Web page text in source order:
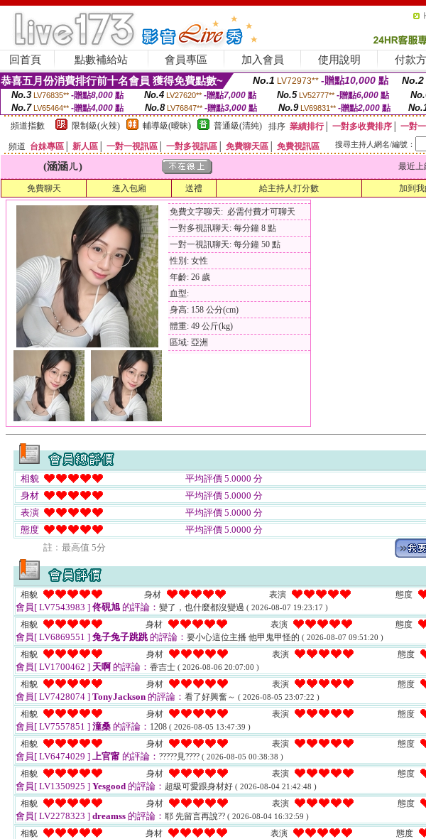
回首頁 點數補給站 會員專區 加入會員 使用說明 付款
恭喜五月份消費排行前十名會員 獲得免費點數~ No.1 LV72973** -贈點10,000 點 No.2
No.3 LV76835** -贈點8,000點 No.4 LV27620** -贈點7,000點 No.5 LV52777** -贈點6,000點
No.7 LV65464** -贈點4,000 點 No.8 LV76847** -贈點3,000 點 No.9 LV69831** -贈點2,000點
頻道指數
限制級(火辣) 輔導級(曖昧) 普通級(清純) 排序 業績排行│ 一對多收費排序
一對
頻道 台妹專區 新人區 一對一視訊區 一對多視訊區 免費聊天區 免費視訊區 搜尋主持人網名/編號：
(涵涵ㄦ) 最近上
免費聊天 進入包廂 送禮 給主持人打分數 加到
免費文字聊天: 必需付費才可聊天
一對多視訊聊天: 每分鐘 8 點
一對一視訊聊天: 每分鐘 50 點
性別: 女性
年齡: 26 歲
血型:
身高: 158 公分(cm)
體重: 49 公斤(kg)
區域: 亞洲
相貌
平均評價 5.0000 分
身材
平均評價 5.0000 分
表演
平均評價 5.0000 分
態度
平均評價 5.0000 分
註﹕最高值 5分
相貌 身材 表演 態度
會員[ LV7543983 ] 佟硯旭 的評論： 變了，也什麼都沒變過 ( 2026-08-07 19:23:17 )
相貌 身材 表演 態度
會員[ LV6869551 ] 兔子兔子跳跳的評論： 要小心這位主播 他甲鬼甲怪的 ( 2026-08-07 09:51:20 )
相貌 身材 表演 態度
會員[ LV1700462 ] 天啊 的評論： 香吉士 ( 2026-08-06 20:07:00 )
相貌 身材 表演 態度
會員[ LV7428074 ] TonyJackson 的評論： 看了好興奮～ ( 2026-08-05 23:07:22 )
相貌 身材 表演 態度
會員[ LV7557851 ] 潼桑 的評論： 1208 ( 2026-08-05 13:47:39 )
相貌 身材 表演 態度
會員[ LV6474029 ] 上官甯 的評論： ?????見???? ( 2026-08-05 00:38:38 )
相貌 身材 表演 態度
會員[ LV1350925 ] Yesgood 的評論： 超級可愛跟身材好 ( 2026-08-04 21:42:48 )
相貌 身材 表演 態度
會員[ LV2278323 ] dreamss 的評論： 耶 先留言再說?? ( 2026-08-04 16:32:59 )
相貌 身材 表演 態度